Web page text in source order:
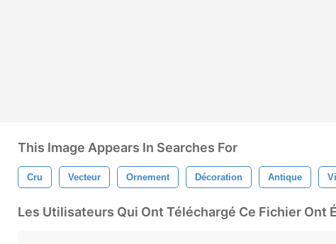
This Image Appears In Searches For
Cru Vecteur Ornement Décoration Antique
Les Utilisateurs Qui Ont Téléchargé Ce Fichier Ont